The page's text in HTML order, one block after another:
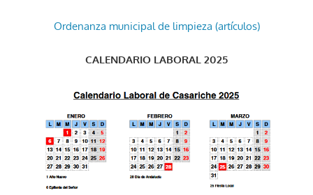
Ordenanza municipal de limpieza (artículos)
CALENDARIO LABORAL 2025